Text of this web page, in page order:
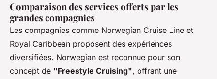
Comparaison des services offerts par les
grandes compagnies
Les compagnies comme Norwegian Cruise Line et
Royal Caribbean proposent des expériences
diversifiées. Norwegian est reconnue pour son
concept de "Freestyle Cruising", offrant une